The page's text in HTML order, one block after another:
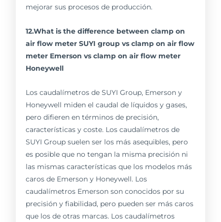
mejorar sus procesos de producción.
12.What is the difference between clamp on
air flow meter SUYI group vs clamp on air flow
meter Emerson vs clamp on air flow meter
Honeywell
Los caudalímetros de SUYI Group, Emerson y
Honeywell miden el caudal de líquidos y gases,
pero difieren en términos de precisión,
características y coste. Los caudalímetros de
SUYI Group suelen ser los más asequibles, pero
es posible que no tengan la misma precisión ni
las mismas características que los modelos más
caros de Emerson y Honeywell. Los
caudalímetros Emerson son conocidos por su
precisión y fiabilidad, pero pueden ser más caros
que los de otras marcas. Los caudalímetros